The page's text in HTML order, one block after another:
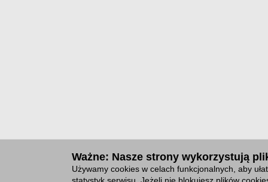
Ważne: Nasze strony wykorzystują
Używamy cookies w celach funkcjonalnych, aby